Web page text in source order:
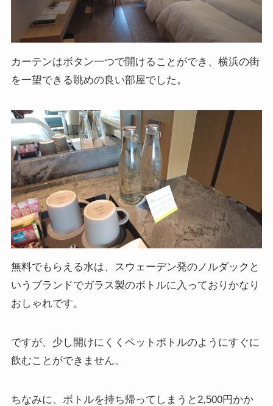
カーテンはボタン一つで開けることができ、横浜の街
を一望できる眺めの良い部屋でした。
無料でもらえる水は、スウェーデン発のノルダックと
いうブランドでガラス製のボトルに入っておりかなり
おしゃれです。
ですが、少し開けにくくペットボトルのようにすぐに
飲むことができません。
ちなみに、ボトルを持ち帰ってしまうと2,500円かか